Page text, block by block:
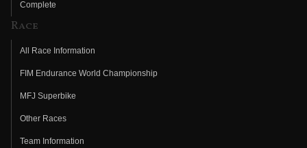
Complete
Race
All Race Information
FIM Endurance World Championship
MFJ Superbike
Other Races
Team Information